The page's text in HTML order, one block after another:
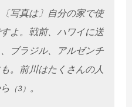
写真は〕自分の家で使
よ。戦前、ハワイに送
ブラジル、アルゼンチ
。前川はたくさんの人
（3） 。